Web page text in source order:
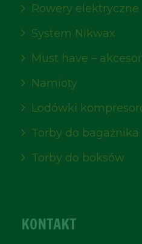
Rowery elektryczne
System Nikwax
Must have –
Namioty
Lodówki
Torby do bagażnika
Torby do boksów
KONTAKT